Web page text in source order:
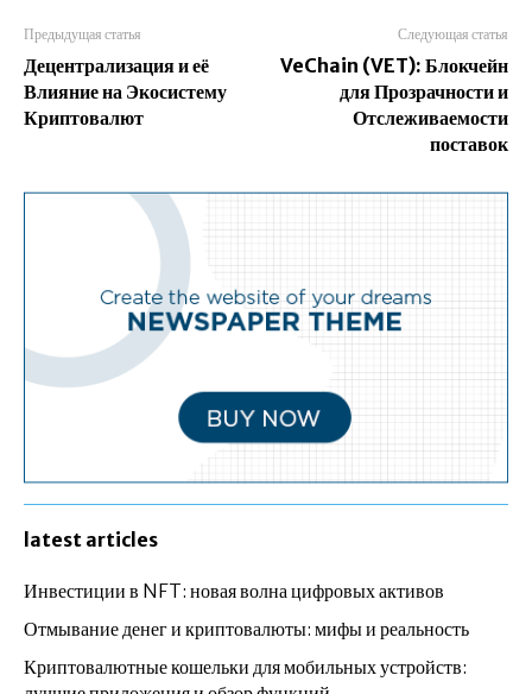
Предыдущая статья
Децентрализация и её
Влияние на Экосистему
Криптовалют
Следующая статья
VeChain (VET): Блокчейн
для Прозрачности и
Отслеживаемости
поставок
latest articles
Инвестиции в NFT: новая волна цифровых активов
Отмывание денег и криптовалюты: мифы и реальность
Криптовалютные кошельки для мобильных устройств: